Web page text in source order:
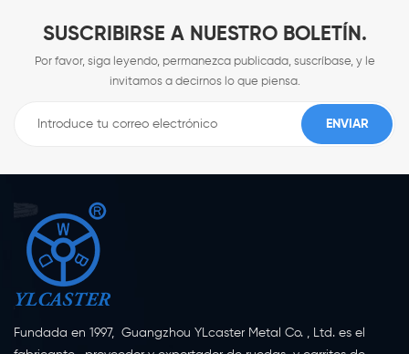
SUSCRIBIRSE A NUESTRO BOLETÍN.
Por favor, siga leyendo, permanezca publicada, suscríbase, y le
invitamos a decirnos lo que piensa.
Fundada en 1997, Guangzhou YLcaster Metal Co. , Ltd. es el